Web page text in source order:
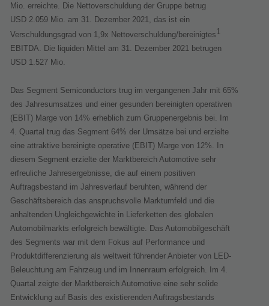
Mio. erreichte. Die Nettoverschuldung der Gruppe betrug
USD 2.059 Mio. am 31. Dezember 2021, das ist ein
Verschuldungsgrad von 1,9x Nettoverschuldung/bereinigtes1
EBITDA. Die liquiden Mittel am 31. Dezember 2021 betrugen
USD 1.527 Mio.
Das Segment Semiconductors trug im vergangenen Jahr mit 65%
des Jahresumsatzes und einer gesunden bereinigten operativen
(EBIT) Marge von 14% erheblich zum Gruppenergebnis bei. Im
4. Quartal trug das Segment 64% der Umsätze bei und erzielte
eine attraktive bereinigte operative (EBIT) Marge von 12%. In
diesem Segment erzielte der Marktbereich Automotive sehr
erfreuliche Jahresergebnisse, die auf einem positiven
Auftragsbestand im Jahresverlauf beruhten, während der
Geschäftsbereich das anspruchsvolle Marktumfeld und die
anhaltenden Ungleichgewichte in Lieferketten des globalen
Automobilmarkts erfolgreich bewältigte. Das Automobilgeschäft
des Segments war mit dem Fokus auf Performance und
Produktdifferenzierung als weltweit führender Anbieter von LED-
Beleuchtung am Fahrzeug und im Innenraum erfolgreich. Im 4.
Quartal zeigte der Marktbereich Automotive eine sehr solide
Entwicklung auf Basis des existierenden Auftragsbestands